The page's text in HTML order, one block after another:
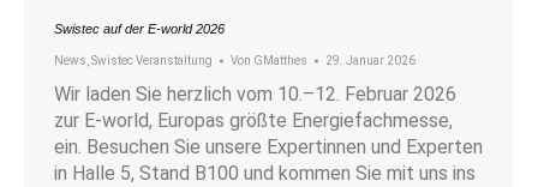
Swistec auf der E-world 2026
News,Swistec Veranstaltung Von GMatthes 29. Januar 2026
Wir laden Sie herzlich vom 10.–12. Februar 2026
zur E-world, Europas größte Energiefachmesse,
ein. Besuchen Sie unsere Expertinnen und Experten
in Halle 5, Stand B100 und kommen Sie mit uns ins